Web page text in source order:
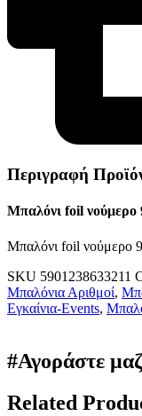
Περιγραφή
Μπαλόνι foil νούμερο
Μπαλόνι foil νούμερο
SKU 5901238633211
Μπαλόνια Αριθμοί,
Εγκαίνια-Events,
#Αγοράστε
Related